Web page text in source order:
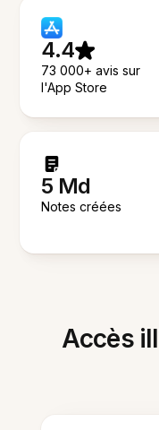
4.4
73 000+ avis sur
l'App Store
5 Md
Notes créées
Accès